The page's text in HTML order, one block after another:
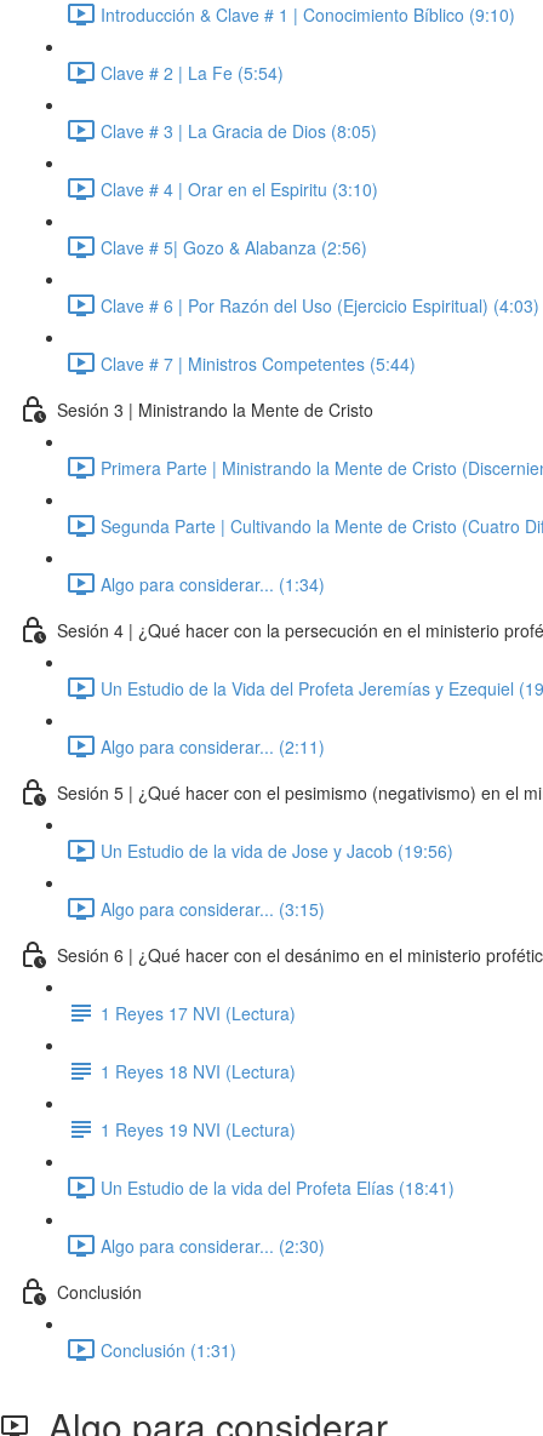
Introducción & Clave # 1 | Conocimiento Bíblico (9:10)
Clave # 2 | La Fe (5:54)
Clave # 3 | La Gracia de Dios (8:05)
Clave # 4 | Orar en el Espiritu (3:10)
Clave # 5| Gozo & Alabanza (2:56)
Clave # 6 | Por Razón del Uso (Ejercicio Espiritual) (4:03)
Clave # 7 | Ministros Competentes (5:44)
Sesión 3 | Ministrando la Mente de Cristo
Primera Parte | Ministrando la Mente de Cristo
Segunda Parte | Cultivando la Mente de Cristo (Cuatro
Algo para considerar... (1:34)
Sesión 4 | ¿Qué hacer con la persecución en el ministerio
Un Estudio de la Vida del Profeta Jeremías y Ezequiel
Algo para considerar... (2:11)
Sesión 5 | ¿Qué hacer con el pesimismo (negativismo) en el
Un Estudio de la vida de Jose y Jacob (19:56)
Algo para considerar... (3:15)
Sesión 6 | ¿Qué hacer con el desánimo en el ministerio
1 Reyes 17 NVI (Lectura)
1 Reyes 18 NVI (Lectura)
1 Reyes 19 NVI (Lectura)
Un Estudio de la vida del Profeta Elías (18:41)
Algo para considerar... (2:30)
Conclusión
Conclusión (1:31)